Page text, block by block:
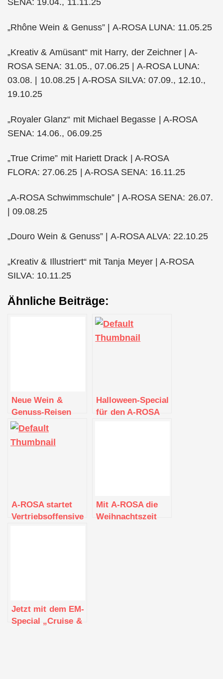
SENA: 19.04., 11.11.25
„Rhône Wein & Genuss” | A-ROSA LUNA: 11.05.25
„Kreativ & Amüsant“ mit Harry, der Zeichner | A-
ROSA SENA: 31.05., 07.06.25 | A-ROSA LUNA:
03.08. | 10.08.25 | A-ROSA SILVA: 07.09., 12.10.,
19.10.25
„Royaler Glanz“ mit Michael Begasse | A-ROSA
SENA: 14.06., 06.09.25
„True Crime” mit Hariett Drack | A-ROSA
FLORA: 27.06.25 | A-ROSA SENA: 16.11.25
„A-ROSA Schwimmschule” | A-ROSA SENA: 26.07.
| 09.08.25
„Douro Wein & Genuss” | A-ROSA ALVA: 22.10.25
„Kreativ & Illustriert“ mit Tanja Meyer | A-ROSA
SILVA: 10.11.25
Ähnliche Beiträge:
Neue Wein &
Genuss-Reisen
mit A-ROSA
Halloween-Special
für den A-ROSA
A-ROSA startet
Vertriebsoffensive
Mit A-ROSA die
Weihnachtszeit
Jetzt mit dem EM-
Special „Cruise &